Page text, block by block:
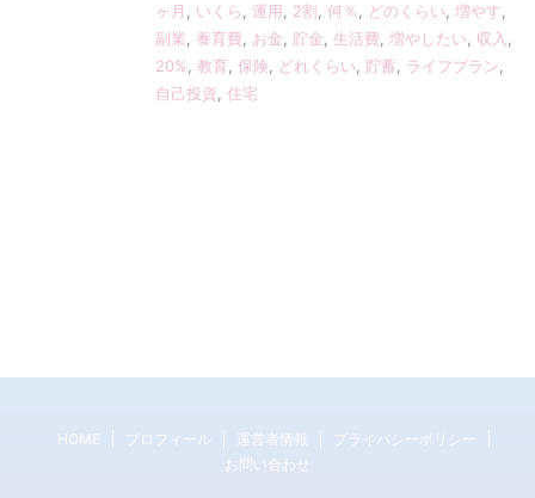
ヶ月
いくら 運用 2割 何％ どのくらい 増やす
副業
養育費 お金 貯金 生活費 増やしたい 収入
20% 教育 保険 どれくらい 貯蓄 ライフプラン
自己投資 住宅
HOME プロフィール 運営者情報
プライバシーポリシー
お問い合わせ